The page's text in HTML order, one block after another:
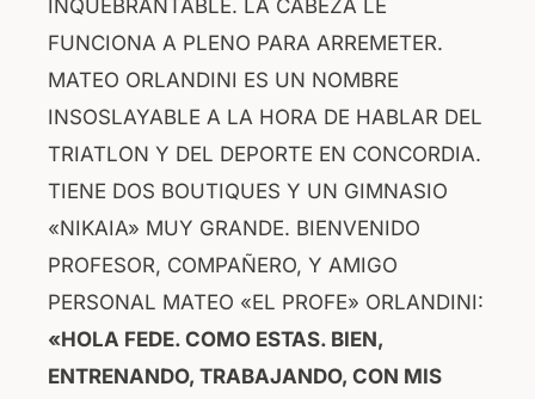
INQUEBRANTABLE. LA CABEZA LE
FUNCIONA A PLENO PARA ARREMETER.
MATEO ORLANDINI ES UN NOMBRE
INSOSLAYABLE A LA HORA DE HABLAR DEL
TRIATLON Y DEL DEPORTE EN CONCORDIA.
TIENE DOS BOUTIQUES Y UN GIMNASIO
«NIKAIA» MUY GRANDE. BIENVENIDO
PROFESOR, COMPAÑERO, Y AMIGO
PERSONAL MATEO «EL PROFE» ORLANDINI:
«HOLA FEDE. COMO ESTAS. BIEN,
ENTRENANDO, TRABAJANDO, CON MIS